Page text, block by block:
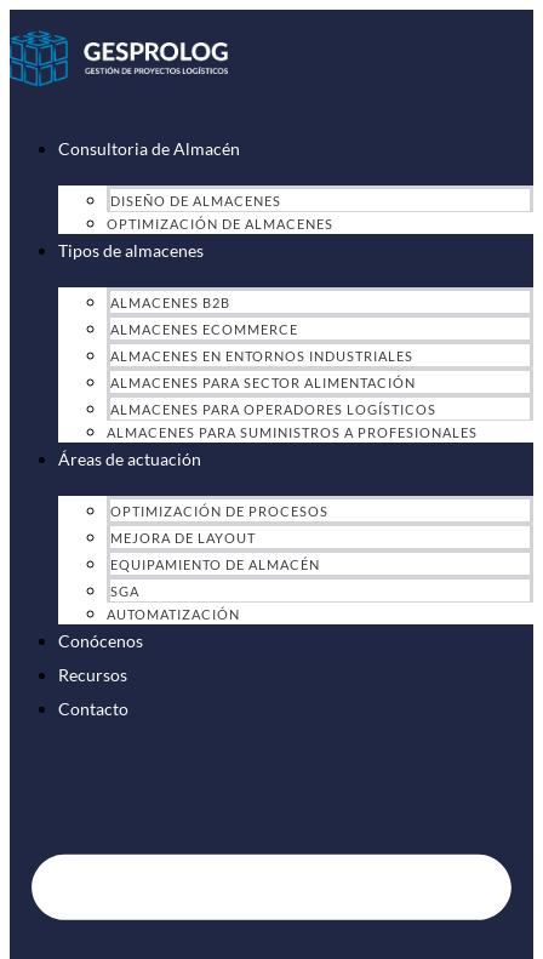
al
contenido
Consultoria de Almacén
DISEÑO DE ALMACENES
OPTIMIZACIÓN DE ALMACENES
Tipos de almacenes
ALMACENES B2B
ALMACENES ECOMMERCE
ALMACENES EN ENTORNOS INDUSTRIALES
ALMACENES PARA SECTOR ALIMENTACIÓN
ALMACENES PARA OPERADORES LOGÍSTICOS
ALMACENES PARA SUMINISTROS A PROFESIONALES
Áreas de actuación
OPTIMIZACIÓN DE PROCESOS
MEJORA DE LAYOUT
EQUIPAMIENTO DE ALMACÉN
SGA
AUTOMATIZACIÓN
Conócenos
Recursos
Contacto